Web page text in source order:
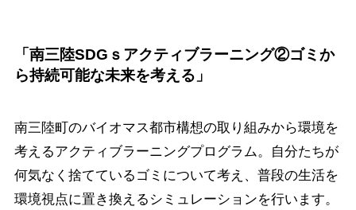
「南三陸SDGｓアクティブラーニング②ゴミか
ら持続可能な未来を考える」
南三陸町のバイオマス都市構想の取り組みから環境を
考えるアクティブラーニングプログラム。自分たちが
何気なく捨てているゴミについて考え、普段の生活を
環境視点に置き換えるシミュレーションを行います。